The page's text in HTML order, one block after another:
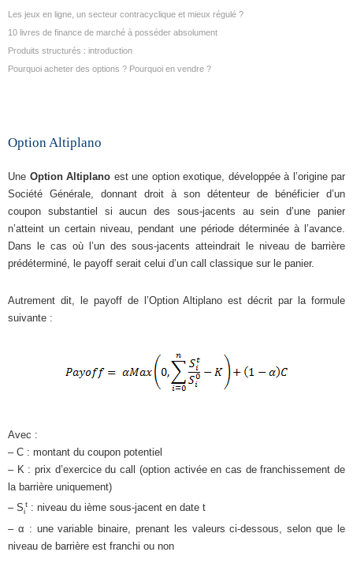
Les jeux en ligne, un secteur contracyclique et mieux régulé ?
10 livres de finance de marché à posséder absolument
Produits structurés : introduction
Pourquoi acheter des options ? Pourquoi en vendre ?
Option Altiplano
Une Option Altiplano est une option exotique, développée à l’origine par
Société Générale, donnant droit à son détenteur de bénéficier d’un
coupon substantiel si aucun des sous-jacents au sein d’une panier
n’atteint un certain niveau, pendant une période déterminée à l’avance.
Dans le cas où l’un des sous-jacents atteindrait le niveau de barrière
prédéterminé, le payoff serait celui d’un call classique sur le panier.
Autrement dit, le payoff de l’Option Altiplano est décrit par la formule
suivante :
Avec :
– C : montant du coupon potentiel
– K : prix d’exercice du call (option activée en cas de franchissement de
la barrière uniquement)
– Si
t : niveau du ième sous-jacent en date t
– α : une variable binaire, prenant les valeurs ci-dessous, selon que le
niveau de barrière est franchi ou non